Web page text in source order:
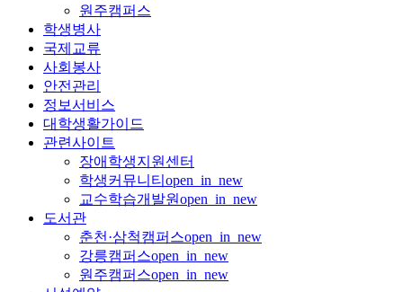
원주캠퍼스
학생병사
국제교류
사회봉사
안전관리
정보서비스
대학생활가이드
관련사이트
장애학생지원센터
학생커뮤니티 open_in_new
교수학습개발원open_in_new
도서관
춘천·삼척캠퍼스open_in_new
강릉캠퍼스open_in_new
원주캠퍼스open_in_new